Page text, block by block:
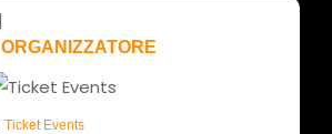
ORGANIZZATORE
Ticket Events